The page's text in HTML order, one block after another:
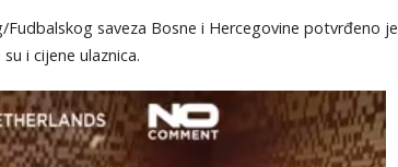
saveza Bosne i Hercegovine potvrđeno je
i cijene ulaznica.